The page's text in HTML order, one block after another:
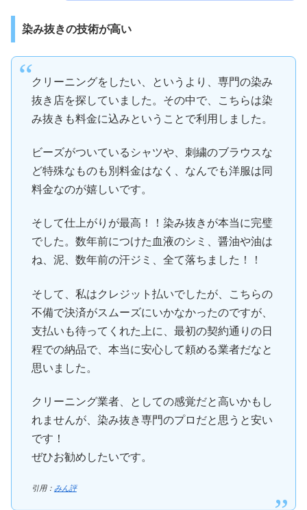
染み抜きの技術が高い
クリーニングをしたい、というより、専門の染み
抜き店を探していました。その中で、こちらは染
み抜きも料金に込みということで利用しました。
ビーズがついているシャツや、刺繍のブラウスな
ど特殊なものも別料金はなく、なんでも洋服は同
料金なのが嬉しいです。
そして仕上がりが最高！！染み抜きが本当に完璧
でした。数年前につけた血液のシミ、醤油や油は
ね、泥、数年前の汗ジミ、全て落ちました！！
そして、私はクレジット払いでしたが、こちらの
不備で決済がスムーズにいかなかったのですが、
支払いも待ってくれた上に、最初の契約通りの日
程での納品で、本当に安心して頼める業者だなと
思いました。
クリーニング業者、としての感覚だと高いかもし
れませんが、染み抜き専門のプロだと思うと安い
です！
ぜひお勧めしたいです。
引用： みん評